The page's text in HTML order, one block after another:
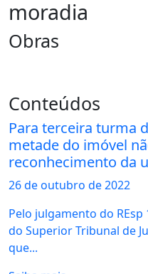
moradia
Obras
Conteúdos
Para terceira turma
metade do imóvel
reconhecimento da
26 deoutubro de 2022
Pelo julgamento do REsp
do Superior Tribunal de
que...